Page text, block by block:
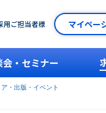
用ご担当者様 マイペー
・セミナー
・出版・イベント